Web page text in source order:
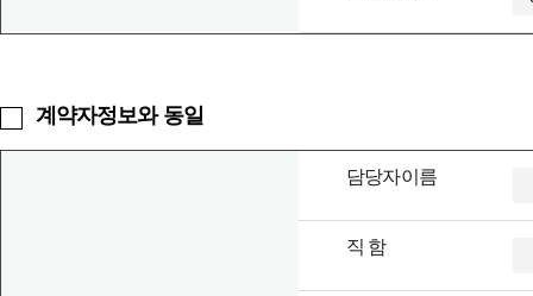
회사는 서비스 중 이라도 위 항을 포함하여 다음 각 호에
가. 계약을 초과한 트래픽 또는 프로그램사용 등으로 인하
라. 고객의 서비스를 제공함에 있어 필요한 설비가 없거나
바. 기타 고객의 귀책사유로 서비스중지가 불가피한경우
사. 기타 정상적인 서비스 제공이 불가능하다고 회사가 판
회사는 제 1 항 또는 제 2 항의 규정에 의하여 승낙거부
재사항으로 인한 연락처의 불명 때문에 통지하지 못하였
계약자정보와 동일
담당자이름
직 함